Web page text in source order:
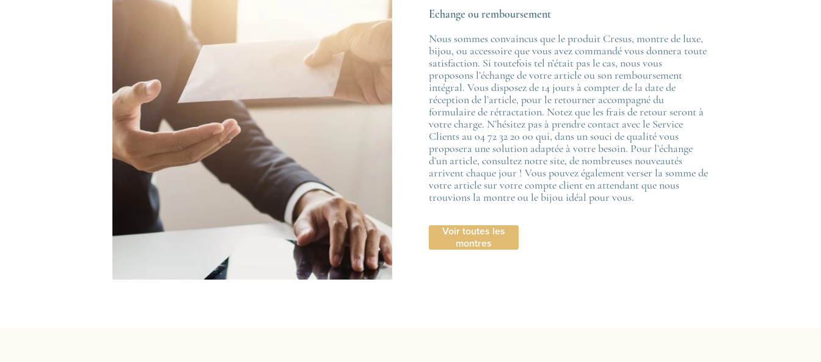
Echange ou remboursement
Nous sommes convaincus que le produit Cresus, montre de luxe,
bijou, ou accessoire que vous avez commandé vous donnera toute
satisfaction. Si toutefois tel n’était pas le cas, nous vous
proposons l’échange de votre article ou son remboursement
intégral. Vous disposez de 14 jours à compter de la date de
réception de l’article, pour le retourner accompagné du
formulaire de rétractation. Notez que les frais de retour seront à
votre charge. N’hésitez pas à prendre contact avec le Service
Clients au 04 72 32 20 00 qui, dans un souci de qualité vous
proposera une solution adaptée à votre besoin. Pour l’échange
d’un article, consultez notre site, de nombreuses nouveautés
arrivent chaque jour ! Vous pouvez également verser la somme de
votre article sur votre compte client en attendant que nous
trouvions la montre ou le bijou idéal pour vous.
Voir toutes les
montres